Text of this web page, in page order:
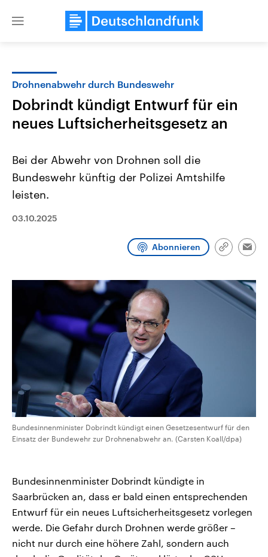
Close
2026
September 2026 einen neuen
Umfragen, Prognosen,
Wahlprogramme, aktuelle Berichte
und Hintergründe zu den Parteien
und Kandidaten der anstehenden
Wahl.
Wirtschaftlich und
gehören die Vereinigten
den mächtigsten Ländern
Programm Podcasts
Audio-Archiv
Drohnenabwehr durch Bundeswehr
Dobrindt kündigt Entwurf für ein
neues Luftsicherheitsgesetz an
Bei der Abwehr von Drohnen soll die
Bundeswehr künftig der Polizei Amtshilfe
leisten.
03.10.2025
Abonnieren
Link
Bundesinnenminister Dobrindt kündigt einen Gesetzesentwurf für den
Einsatz der Bundewehr zur Drohnenabwehr an. (Carsten Koall/dpa)
Bundesinnenminister Dobrindt kündigte in
Saarbrücken an, dass er bald einen entsprechenden
Entwurf für ein neues Luftsicherheitsgesetz vorlegen
werde. Die Gefahr durch Drohnen werde größer –
nicht nur durch eine höhere Zahl, sondern auch